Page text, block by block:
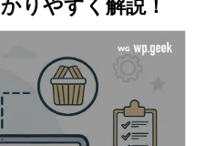
りやすく解説！